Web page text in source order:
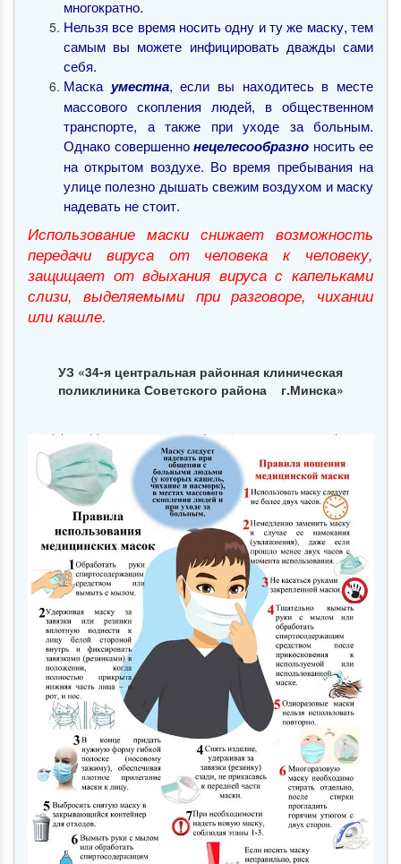
многократно.
Нельзя все время носить одну и ту же маску, тем
самым вы можете инфицировать дважды сами
себя.
Маска уместна, если вы находитесь в месте
массового скопления людей, в общественном
транспорте, а также при уходе за больным.
Однако совершеннонецелесообразно носить ее
на открытом воздухе. Во время пребывания на
улице полезно дышать свежим воздухом и маску
надевать не стоит.
Использование маски снижает возможность
передачи вируса от человека к человеку,
защищает от вдыхания вируса с капельками
слизи, выделяемыми при разговоре, чихании
или кашле.
УЗ «34-я центральная районная клиническая
поликлиника Советского районаг.Минска»